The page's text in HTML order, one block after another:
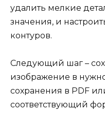
удалить мелкие
значения, и
контуров.
Следующий шаг –
изображение в
сохранения в PDF
соответствующий